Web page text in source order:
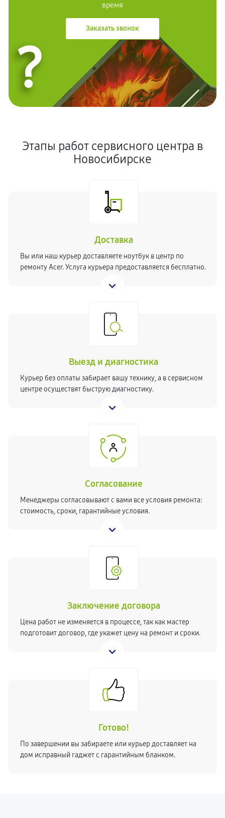
время
Заказать звонок
?
Этапы работ сервисного центра в
Новосибирске
Доставка
Вы или наш курьер доставляете ноутбук в центр по
ремонту Acer. Услуга курьера предоставляется бесплатно.
Выезд и диагностика
Курьер без оплаты забирает вашу технику, а в сервисном
центре осуществят быструю диагностику.
Согласование
Менеджеры согласовывают с вами все условия ремонта:
стоимость, сроки, гарантийные условия.
Заключение договора
Цена работ не изменяется в процессе, так как мастер
подготовит договор, где укажет цену на ремонт и сроки.
Готово!
По завершении вы забираете или курьер доставляет на
дом исправный гаджет с гарантийным бланком.